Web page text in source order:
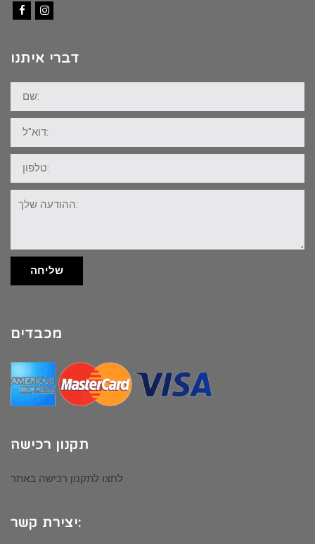
דברי איתנו
שם:
דוא"ל:
טלפון:
ההודעה
שלך:
שליחה
מכבדים
תקנון רכישה
לחצו לתקנון רכישה באתר
יצירת קשר: